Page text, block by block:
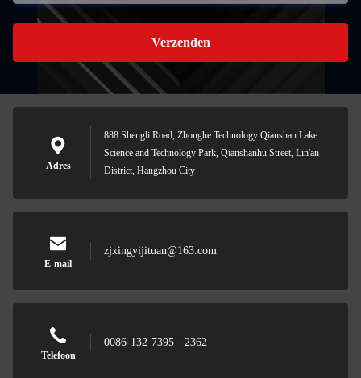
Verzenden
Adres
888 Shengli Road, Zhonghe Technology Qianshan Lake
Science and Technology Park, Qianshanhu Street, Lin'an
District, Hangzhou City
E-mail
zjxingyijituan@163.com
Telefoon
0086-132-7395 - 2362